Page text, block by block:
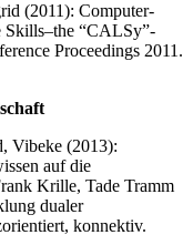
(2011): Computer-
Skills–the “CALSy”-
Proceedings 2011.
Vibeke (2013):
auf die
Krille, Tade Tramm
dualer
konnektiv.